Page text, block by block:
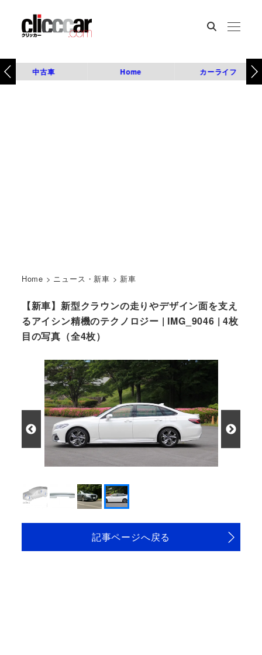
中古車 Home カーライフ
Home > ニュース・新車 > 新車
【新車】新型クラウンの走りやデザイン面を支え
るアイシン精機のテクノロジー | IMG_9046 | 4枚
目の写真（全4枚）
記事ページへ戻る